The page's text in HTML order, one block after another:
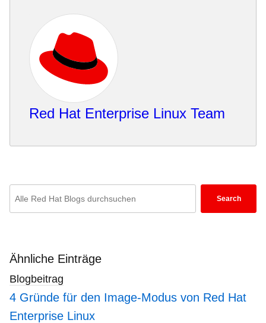
Red Hat Enterprise Linux Team
search
blogs
Search
Ähnliche Einträge
Blogbeitrag
4 Gründe für den Image-Modus von Red Hat
Enterprise Linux